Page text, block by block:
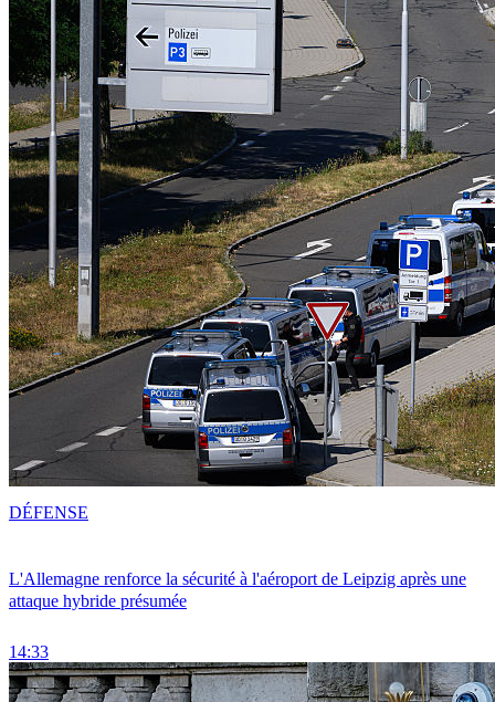
L'Allemagne renforce la sécurité à l'aéroport de Leipzig après une
attaque hybride présumée
14:33
DÉFENSE